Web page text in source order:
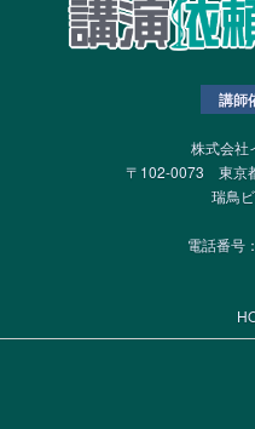
講師
株式会社
〒102-0073 東京
瑞鳥
電話番号